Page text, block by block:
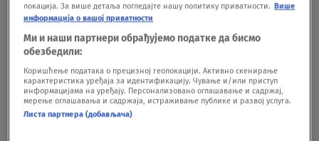
Oglas
"Uspavala sam se i nisam došla na
локација. За више детаља погледајте нашу политику приватности. Више
информација о вашој приватности
Ми и наши партнери обрађујемо податке да бисмо
обезбедили:
Коришћење података о прецизној геолокацији. Активно скенирање
карактеристика уређаја за идентификацију. Чување и/или приступ
информацијама на уређају. Персонализовано оглашавање и садржај,
мерење оглашавања и садржаја, истраживање публике и развој услуга.
Листа партнера (добављача)